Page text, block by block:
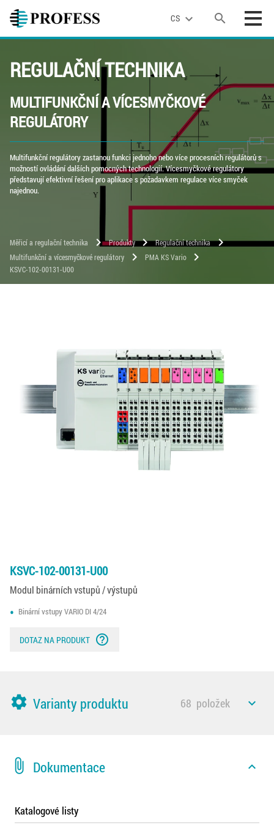
CS expand_more search
REGULAČNÍ TECHNIKA
MULTIFUNKČNÍ A VÍCESMYČKOVÉ
REGULÁTORY
Multifunkční regulátory zastanou funkci jednoho nebo více procesních regulátorů s
možností ovládání dalších pomocných technologií. Vícesmyčkové regulátory
představují efektivní řešení pro aplikace s požadavkem regulace více smyček
najednou.
Měřicí a regulační technika chevron_right Produkty chevron_right Regulační technika chevron_right
Multifunkční a vícesmyčkové regulátory chevron_right PMA KS Vario chevron_right
KSVC-102-00131-U00
KSVC-102-00131-U00
Modul binárních vstupů / výstupů
Binární vstupy VARIO DI 4/24
DOTAZ NA PRODUKT help_outline
settings Varianty produktu 68 položek expand_less
attach_file Dokumentace expand_less
Katalogové listy